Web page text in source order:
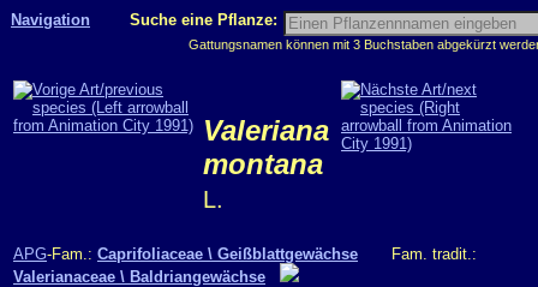
Navigation Suche eine Pflanze:
Gattungsnamen können mit 3 Buchstaben abgekürzt
Valeriana
montana
L.
APG-Fam.: Caprifoliaceae \ Geißblattgewächse Fam. tradit.:
Valerianaceae \ Baldriangewächse